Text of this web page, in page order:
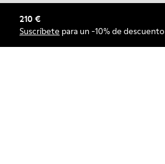
210 €
Suscríbete para un -10% de descuento
© Camper, 2026